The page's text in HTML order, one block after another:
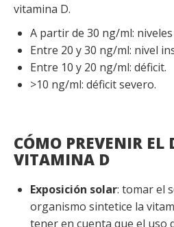
vitamina D.
A partir de 30 ng/ml:
Entre 20 y 30 ng/ml: nivel
Entre 10 y 20 ng/ml: déficit.
>10 ng/ml: déficit severo.
CÓMO PREVENIR EL
VITAMINA D
Exposición solar: tomar el
organismo sintetice la
tener en cuenta que el uso